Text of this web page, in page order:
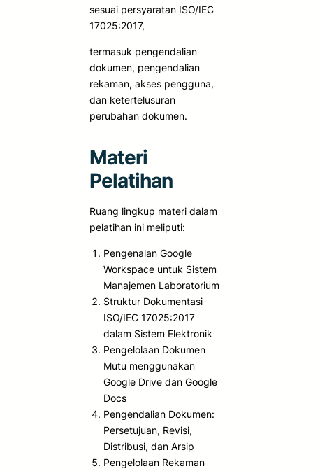
sesuai persyaratan ISO/IEC
17025:2017,
termasuk pengendalian
dokumen, pengendalian
rekaman, akses pengguna,
dan ketertelusuran
perubahan dokumen.
Materi
Pelatihan
Ruang lingkup materi dalam
pelatihan ini meliputi:
Pengenalan Google
Workspace untuk Sistem
Manajemen Laboratorium
Struktur Dokumentasi
ISO/IEC 17025:2017
dalam Sistem Elektronik
Pengelolaan Dokumen
Mutu menggunakan
Google Drive dan Google
Docs
Pengendalian Dokumen:
Persetujuan, Revisi,
Distribusi, dan Arsip
Pengelolaan Rekaman